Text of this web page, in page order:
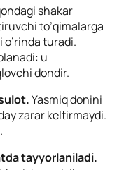
shakar
to’qimalarga
turadi.
u
dondir.
Yasmiq donini
zarar keltirmaydi.
tayyorlaniladi.